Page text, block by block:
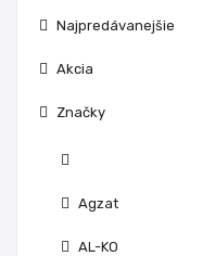
Najpredávanejšie
Akcia
Značky
Agzat
AL-KO